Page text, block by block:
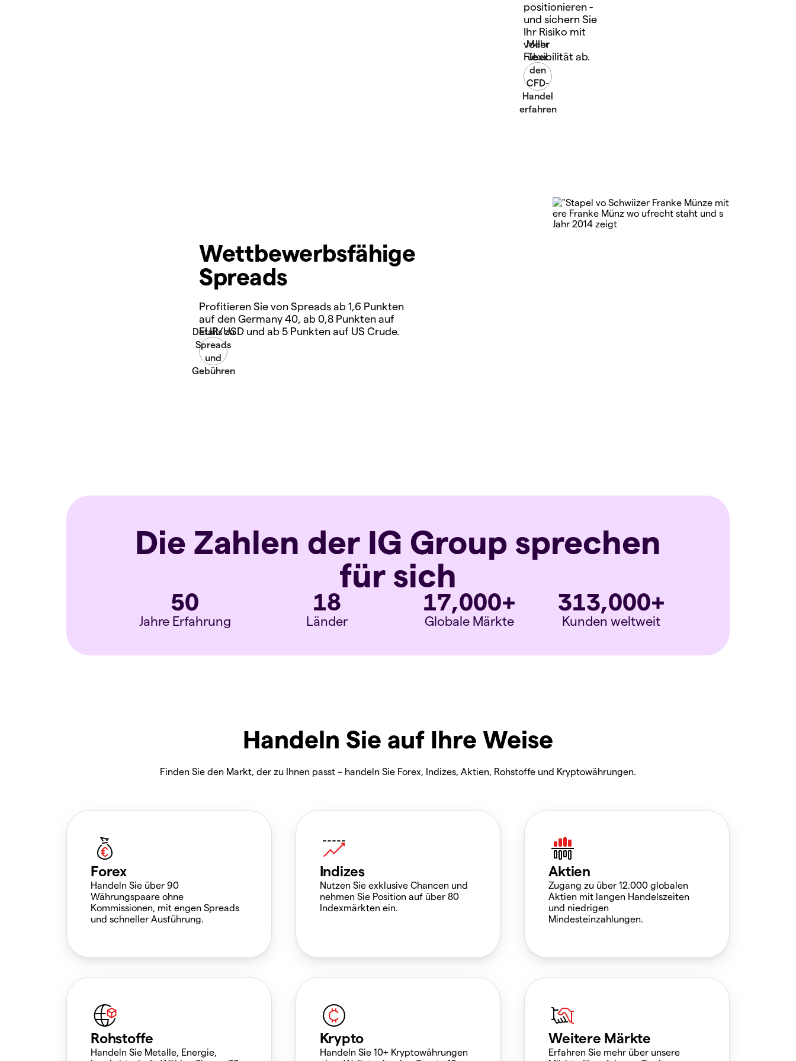
positionieren -
und sichern Sie
Ihr Risiko mit
voller
Flexibilität ab.
Wettbewerbsfähige
Spreads
Profitieren Sie von Spreads ab 1,6 Punkten
auf den Germany 40, ab 0,8 Punkten auf
EUR/USD und ab 5 Punkten auf US Crude.
Die Zahlen der IG Group sprechen
für sich
50
Jahre Erfahrung
18
Länder
17,000+
Globale Märkte
313,000+
Kunden weltweit
Handeln Sie auf Ihre Weise
Finden Sie den Markt, der zu Ihnen passt – handeln Sie Forex, Indizes, Aktien, Rohstoffe und Kryptowährungen.
Forex
Handeln Sie über 90
Währungspaare ohne
Kommissionen, mit engen Spreads
und schneller Ausführung.
Indizes
Nutzen Sie exklusive Chancen und
nehmen Sie Position auf über 80
Indexmärkten ein.
Aktien
Zugang zu über 12.000 globalen
Aktien mit langen Handelszeiten
und niedrigen
Mindesteinzahlungen.
Rohstoffe
Handeln Sie Metalle, Energie,
Krypto
Handeln Sie 10+ Kryptowährungen
Weitere Märkte
Erfahren Sie mehr über unsere